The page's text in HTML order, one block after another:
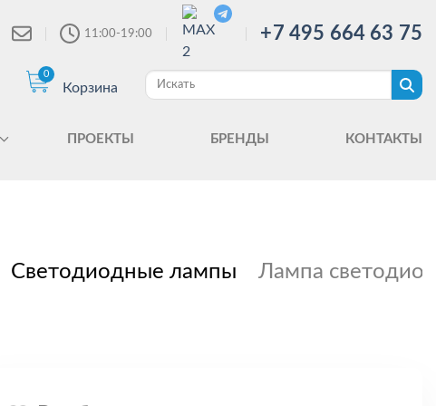
11:00-19:00 +7 495 664 63 75
0
Корзина
ПРОЕКТЫ БРЕНДЫ КОНТАКТЫ
Светодиодные лампы Лампа